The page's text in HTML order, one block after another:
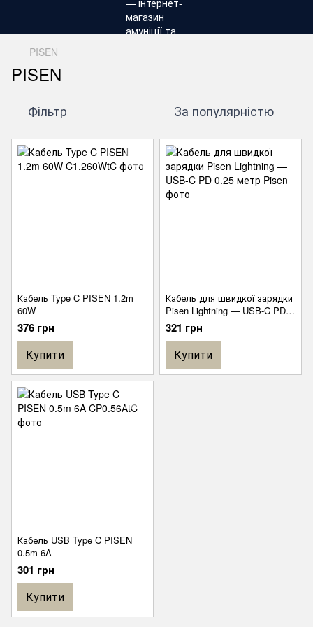
PISEN
PISEN
Фільтр За популярністю
Кабель Type C PISEN 1.2m
60W
376 грн
Купити
Кабель для швидкої зарядки
Pisen Lightning — USB-C PD
0.25 метр
321 грн
Купити
Кабель USB Type C PISEN
0.5m 6A
301 грн
Купити